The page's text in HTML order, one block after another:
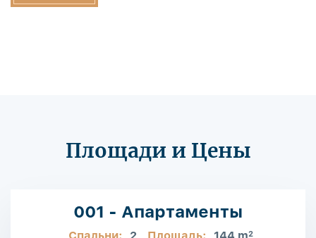
Площади и Цены
001 - Апартаменты
2